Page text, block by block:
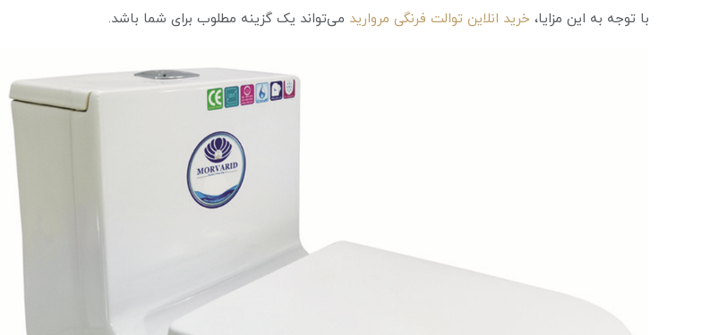
با توجه به این مزایا، خرید انلاین توالت فرنگی مروارید می‌تواند یک گزینه مطلوب برای شما باشد.